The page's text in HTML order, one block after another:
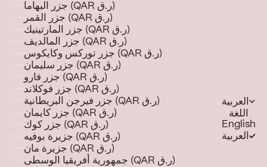
جزر البهاما (QAR ر.ق)
جزر القمر (QAR ر.ق)
جزر المارتينيك (QAR ر.ق)
جزر المالديف (QAR ر.ق)
جزر توركس وكايكوس (QAR ر.ق)
جزر سليمان (QAR ر.ق)
جزر فارو (QAR ر.ق)
جزر فوكلاند (QAR ر.ق)
جزر فيرجن البريطانية (QAR ر.ق)
جزر كايمان (QAR ر.ق)
جزر كوك (QAR ر.ق)
جزيرة بوفيه (QAR ر.ق)
جزيرة مان (QAR ر.ق)
جمهورية أفريقيا الوسطى (QAR ر.ق)
العربية
اللغة
English
العربية